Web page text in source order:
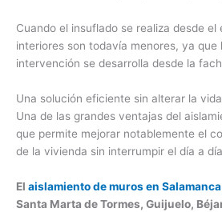
Cuando el insuflado se realiza desde el
interiores son todavía menores, ya que
intervención se desarrolla desde la
Una solución eficiente sin alterar la
Una de las grandes ventajas del
que permite mejorar notablemente el
de la vivienda sin interrumpir el día a
El aislamiento de muros en Salamanca
Santa Marta de Tormes, Guijuelo,